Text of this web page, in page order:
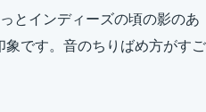
とインディーズの頃の影のあ
象です。音のちりばめ方がすご